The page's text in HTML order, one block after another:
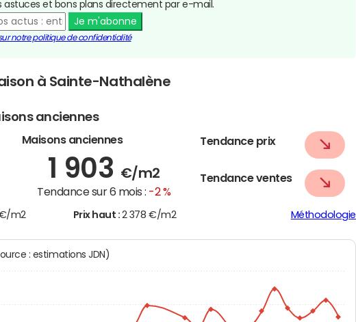
astuces et bons plans directement par e-mail.
Je m'abonne
notre politique de confidentialité
à Sainte-Nathalène
anciennes
Maisons anciennes
1 903 €/m2
Tendance sur 6 mois : -2 %
Tendance prix
Tendance ventes
€/m2 Prix haut : 2 378 €/m2 Méthodologie
au m2 (source : estimations JDN)